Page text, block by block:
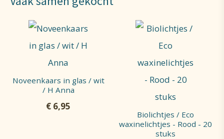
Noveenkaars in glas / wit
/ H Anna
€ 6,95
Biolichtjes / Eco
waxinelichtjes - Rood - 20
stuks